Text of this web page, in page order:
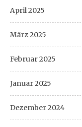
April 2025
März 2025
Februar 2025
Januar 2025
Dezember 2024